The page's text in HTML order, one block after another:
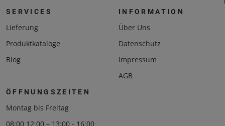
SERVICES
Lieferung
Produktkataloge
Blog
INFORMATION
Über Uns
Datenschutz
Impressum
AGB
ÖFFNUNGSZEITEN
Montag bis Freitag
08:00 12:00 – 13:00 - 16:00